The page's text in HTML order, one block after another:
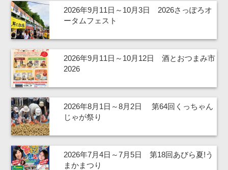
2026年9月11日～10月3日 2026さっぽろオ
ータムフェスト
2026年9月11日～10月12日 酒とおつまみ市
2026
2026年8月1日～8月2日 第64回くっちゃん
じゃが祭り
2026年7月4日～7月5日 第18回あびら夏!う
まかまつり